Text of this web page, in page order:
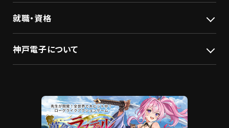
就職・資格
神戸電子について